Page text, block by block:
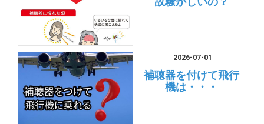
2026-07-01
補聴器を付けて飛行
機は・・・